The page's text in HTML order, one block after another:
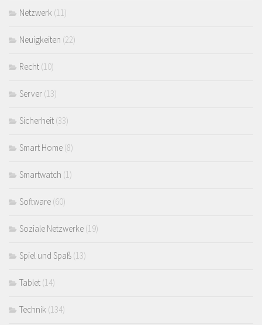
Netzwerk (11)
Neuigkeiten (22)
Recht (10)
Server (13)
Sicherheit (33)
Smart Home (8)
Smartwatch (1)
Software (60)
Soziale Netzwerke (19)
Spiel und Spaß (13)
Tablet (14)
Technik (134)